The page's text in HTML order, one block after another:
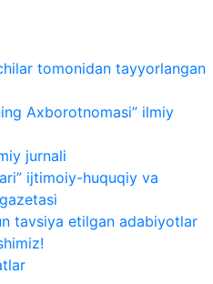
tomonidan tayyorlangan
Axborotnomasi” ilmiy
jurnali
ijtimoiy-huquqiy va
tavsiya etilgan adabiyotlar